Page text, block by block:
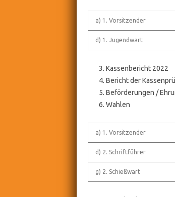
a) 1. Vorsitzender
d) 1. Jugendwart
Kassenbericht 2022
Bericht der
Beförderungen /
Wahlen
a) 1. Vorsitzender
d) 2. Schriftführer
g) 2. Schießwart